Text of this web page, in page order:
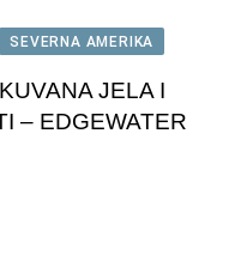
SEVERNA AMERIKA
JELA I
– EDGEWATER